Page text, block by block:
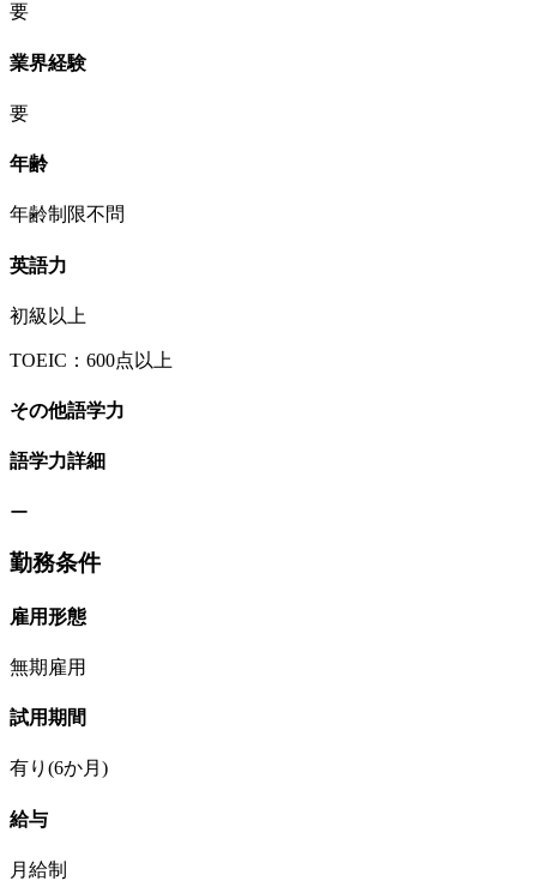
要
業界経験
要
年齢
年齢制限不問
英語力
初級以上
TOEIC：600点以上
その他語学力
語学力詳細
ー
勤務条件
雇用形態
無期雇用
試用期間
有り(6か月)
給与
月給制